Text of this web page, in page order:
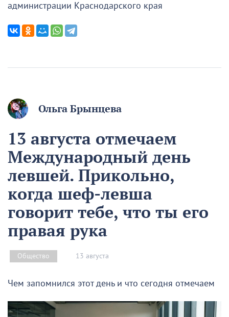
администрации Краснодарского края
Ольга Брынцева
13 августа отмечаем
Международный день
левшей. Прикольно,
когда шеф-левша
говорит тебе, что ты его
правая рука
Общество 13 августа
Чем запомнился этот день и что сегодня отмечаем